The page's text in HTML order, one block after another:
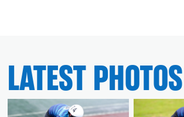
LATEST PHOTOS